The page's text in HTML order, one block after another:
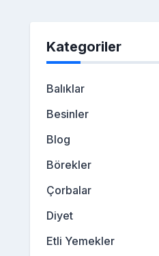
Kategoriler
Balıklar
Besinler
Blog
Börekler
Çorbalar
Diyet
Etli Yemekler